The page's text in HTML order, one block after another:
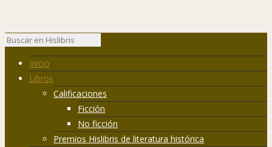
Inicio
Libros
Calificaciones
Ficción
No ficción
Premios Hislibris de literatura histórica